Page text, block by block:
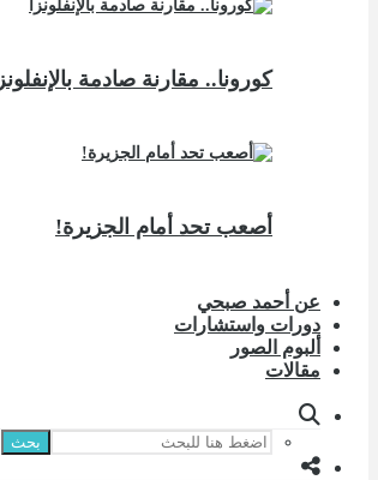
كورونا.. مقارنة صادمة بالإنفلونزا
أصعب تحد أمام الجزيرة!
عن أحمد صبحي
دورات واستشارات
ألبوم الصور
مقالات
بحث